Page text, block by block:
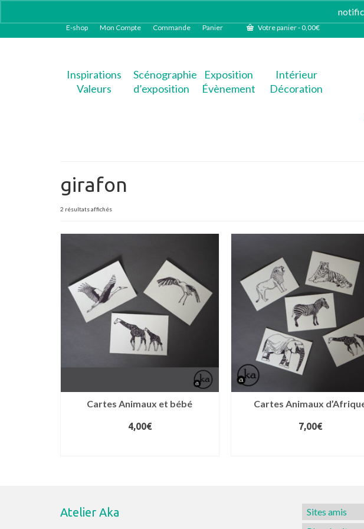
E-shop Mon Compte Commande Panier Votre panier-0,00€
Inspirations
Valeurs
Scénographie
d’exposition
Exposition
Évènement
Intérieur
Décoration
girafon
2 résultats affichésTrié
au
plus
ancien
Cartes Animaux et bébé
4,00€
Cartes Animaux
7,00€
Atelier Aka
Sites amis